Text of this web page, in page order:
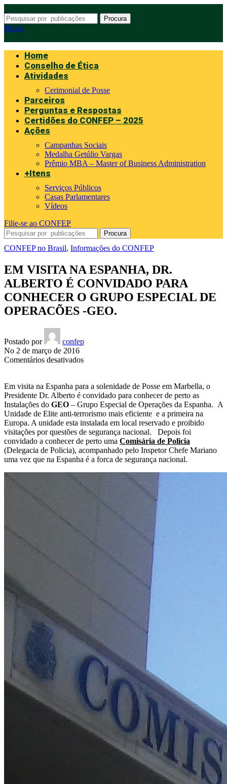
Procura
Menu
Home
Conselho de Ética
Atividades
Cerimonial de Posse
Parceiros
Perguntas e Respostas
Certidões do CONFEP – 2025
Ações
Campanhas Sociais
Medalha Getúlio Vargas
Prêmio MBA – Master of Business Administration
+Itens
Serviços Públicos
Casas Parlamentares
Vídeos
Filie-se ao CONFEP
Procura
CONFEP no Brasil, Informações do CONFEP
EM VISITA NA ESPANHA, DR.
ALBERTO É CONVIDADO PARA
CONHECER O GRUPO ESPECIAL DE
OPERACÕES -GEO.
Postado por
confep
No 2 de março de 2016
Comentários desativadosem
NA
ESPANHA,
DR.
ALBERTO
É
CONVIDADO
PARA
CONHECER
O
DE
OPERACÕES
GEO.
Em visita na Espanha para a solenidade de Posse em Marbella, o
Presidente Dr. Alberto é convidado para conhecer de perto as
Instalações do GEO – Grupo Especial de Operações da Espanha. A
Unidade de Elite anti-terrorismo mais eficiente e a primeira na
Europa. A unidade esta instalada em local reservado e proibido
visitações por questões de segurança nacional. Depois foi
convidado a conhecer de perto uma Comisária de Policia
(Delegacia de Policia), acompanhado pelo Inspetor Chefe Mariano
uma vez que na Espanha é a forca de segurança nacional.